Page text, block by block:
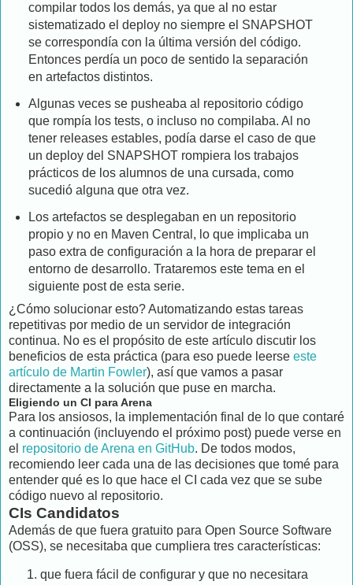
compilar todos los demás, ya que al no estar
sistematizado el deploy no siempre el SNAPSHOT
se correspondía con la última versión del código.
Entonces perdía un poco de sentido la separación
en artefactos distintos.
Algunas veces se pusheaba al repositorio código
que rompía los tests, o incluso no compilaba. Al no
tener releases estables, podía darse el caso de que
un deploy del SNAPSHOT rompiera los trabajos
prácticos de los alumnos de una cursada, como
sucedió alguna que otra vez.
Los artefactos se desplegaban en un repositorio
propio y no en Maven Central, lo que implicaba un
paso extra de configuración a la hora de preparar el
entorno de desarrollo. Trataremos este tema en el
siguiente post de esta serie.
¿Cómo solucionar esto? Automatizando estas tareas
repetitivas por medio de un servidor de integración
continua. No es el propósito de este artículo discutir los
beneficios de esta práctica (para eso puede leerse este
artículo de Martin Fowler), así que vamos a pasar
directamente a la solución que puse en marcha.
Eligiendo un CI para Arena
Para los ansiosos, la implementación final de lo que contaré
a continuación (incluyendo el próximo post) puede verse en
el repositorio de Arena en GitHub. De todos modos,
recomiendo leer cada una de las decisiones que tomé para
entender qué es lo que hace el CI cada vez que se sube
código nuevo al repositorio.
CIs Candidatos
Además de que fuera gratuito para Open Source Software
(OSS), se necesitaba que cumpliera tres características:
que fuera fácil de configurar y que no necesitara